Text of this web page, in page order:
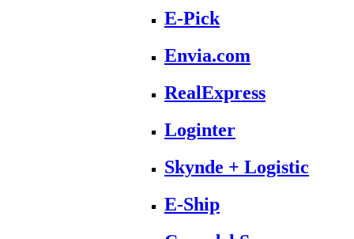
E-Pick
Envia.com
RealExpress
Loginter
Skynde + Logistic
E-Ship